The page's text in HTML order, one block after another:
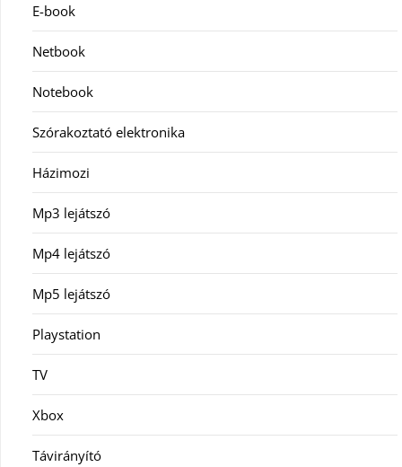
E-book
Netbook
Notebook
Szórakoztató elektronika
Házimozi
Mp3 lejátszó
Mp4 lejátszó
Mp5 lejátszó
Playstation
TV
Xbox
Távirányító